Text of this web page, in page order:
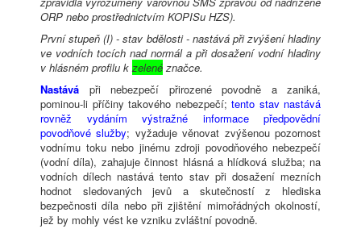
ORP nebo prostřednictvím KOPISu HZS).
První stupeň (I) - stav bdělosti - nastává při zvýšení hladiny
ve vodních tocích nad normál a při dosažení vodní hladiny
v hlásném profilu kzelenéznačce.
Nastává
při nebezpečí přirozené povodně a zaniká,
pominou-li příčiny takového nebezpečí; tento stav nastává
rovněž vydáním výstražné informace předpovědní
povodňové služby; vyžaduje věnovat zvýšenou pozornost
vodnímu toku nebo jinému zdroji povodňového nebezpečí
(vodní díla), zahajuje činnost hlásná a hlídková služba; na
vodních dílech nastává tento stav při dosažení mezních
hodnot sledovaných jevů a skutečností z hlediska
bezpečnosti díla nebo při zjištění mimořádných okolností,
jež by mohly vést ke vzniku zvláštní povodně.